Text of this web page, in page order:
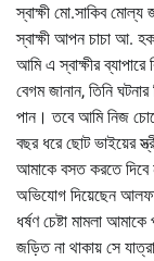
স্বাক্ষী মো.সাকিব মোল্য
স্বাক্ষী আপন চাচা আ.
আমি এ স্বাক্ষীর ব্যাপারে
বেগম জানান, তিনি
পান। তবে আমি নিজ
বছর ধরে ছোট ভাইয়ের
আমাকে বসত করতে দিবে
অভিযোগ দিয়েছেন
ধর্ষণ চেষ্টা মামলা
জড়িত না থাকায় সে